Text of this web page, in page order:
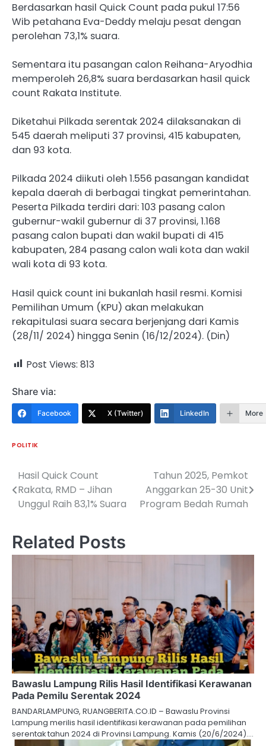
Berdasarkan hasil Quick Count pada pukul 17:56
Wib petahana Eva-Deddy melaju pesat dengan
perolehan 73,1% suara.
Sementara itu pasangan calon Reihana-Aryodhia
memperoleh 26,8% suara berdasarkan hasil quick
count Rakata Institute.
Diketahui Pilkada serentak 2024 dilaksanakan di
545 daerah meliputi 37 provinsi, 415 kabupaten,
dan 93 kota.
Pilkada 2024 diikuti oleh 1.556 pasangan kandidat
kepala daerah di berbagai tingkat pemerintahan.
Peserta Pilkada terdiri dari: 103 pasang calon
gubernur-wakil gubernur di 37 provinsi, 1.168
pasang calon bupati dan wakil bupati di 415
kabupaten, 284 pasang calon wali kota dan wakil
wali kota di 93 kota.
Hasil quick count ini bukanlah hasil resmi. Komisi
Pemilihan Umum (KPU) akan melakukan
rekapitulasi suara secara berjenjang dari Kamis
(28/11/ 2024) hingga Senin (16/12/2024). (Din)
Post Views: 813
Share via:
Facebook X (Twitter) LinkedIn More
POLITIK
Navigasi
pos
Hasil Quick Count
Rakata, RMD – Jihan
Unggul Raih 83,1% Suara
Tahun 2025, Pemkot
Anggarkan 25-30 Unit
Program Bedah Rumah
Related Posts
Bawaslu Lampung Rilis Hasil Identifikasi Kerawanan
Pada Pemilu Serentak 2024
BANDARLAMPUNG, RUANGBERITA.CO.ID – Bawaslu Provinsi
Lampung merilis hasil identifikasi kerawanan pada pemilihan
serentak tahun 2024 di Provinsi Lampung. Kamis (20/6/2024).…